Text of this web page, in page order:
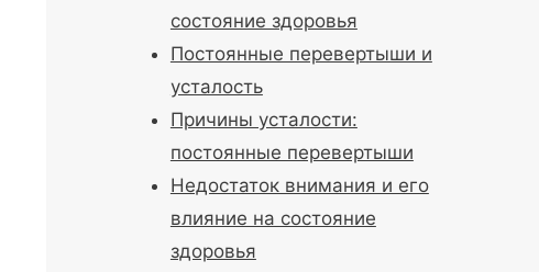
состояние здоровья
Постоянные перевертыши и
усталость
Причины усталости:
постоянные перевертыши
Недостаток внимания и его
влияние на состояние
здоровья